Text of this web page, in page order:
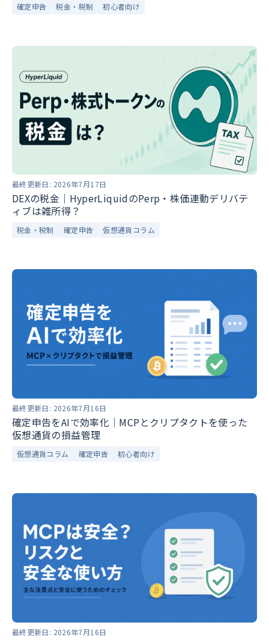
確定申告 税金・税制 初心者向け
最終更新日: 2026年7月17日
DEXの税金｜HyperLiquidのPerp・株価連動デリバテ
ィブは雑所得？
税金・税制 確定申告 仮想通貨コラム
最終更新日: 2026年7月16日
確定申告をAIで効率化｜MCPとクリプタクトを使った
仮想通貨の損益管理
仮想通貨コラム 確定申告 初心者向け
最終更新日: 2026年7月16日